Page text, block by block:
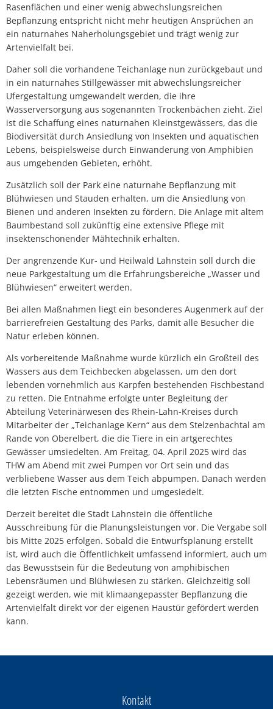
Rasenflächen und einer wenig abwechslungsreichen
Bepflanzung entspricht nicht mehr heutigen Ansprüchen an
ein naturnahes Naherholungsgebiet und trägt wenig zur
Artenvielfalt bei.
Daher soll die vorhandene Teichanlage nun zurückgebaut und
in ein naturnahes Stillgewässer mit abwechslungsreicher
Ufergestaltung umgewandelt werden, die ihre
Wasserversorgung aus sogenannten Trockenbächen zieht. Ziel
ist die Schaffung eines naturnahen Kleinstgewässers, das die
Biodiversität durch Ansiedlung von Insekten und aquatischen
Lebens, beispielsweise durch Einwanderung von Amphibien
aus umgebenden Gebieten, erhöht.
Zusätzlich soll der Park eine naturnahe Bepflanzung mit
Blühwiesen und Stauden erhalten, um die Ansiedlung von
Bienen und anderen Insekten zu fördern. Die Anlage mit altem
Baumbestand soll zukünftig eine extensive Pflege mit
insektenschonender Mähtechnik erhalten.
Der angrenzende Kur- und Heilwald Lahnstein soll durch die
neue Parkgestaltung um die Erfahrungsbereiche „Wasser und
Blühwiesen“ erweitert werden.
Bei allen Maßnahmen liegt ein besonderes Augenmerk auf der
barrierefreien Gestaltung des Parks, damit alle Besucher die
Natur erleben können.
Als vorbereitende Maßnahme wurde kürzlich ein Großteil des
Wassers aus dem Teichbecken abgelassen, um den dort
lebenden vornehmlich aus Karpfen bestehenden Fischbestand
zu retten. Die Entnahme erfolgte unter Begleitung der
Abteilung Veterinärwesen des Rhein-Lahn-Kreises durch
Mitarbeiter der „Teichanlage Kern“ aus dem Stelzenbachtal am
Rande von Oberelbert, die die Tiere in ein artgerechtes
Gewässer umsiedelten. Am Freitag, 04. April 2025 wird das
THW am Abend mit zwei Pumpen vor Ort sein und das
verbliebene Wasser aus dem Teich abpumpen. Danach werden
die letzten Fische entnommen und umgesiedelt.
Derzeit bereitet die Stadt Lahnstein die öffentliche
Ausschreibung für die Planungsleistungen vor. Die Vergabe soll
bis Mitte 2025 erfolgen. Sobald die Entwurfsplanung erstellt
ist, wird auch die Öffentlichkeit umfassend informiert, auch um
das Bewusstsein für die Bedeutung von amphibischen
Lebensräumen und Blühwiesen zu stärken. Gleichzeitig soll
gezeigt werden, wie mit klimaangepasster Bepflanzung die
Artenvielfalt direkt vor der eigenen Haustür gefördert werden
kann.
Kontakt